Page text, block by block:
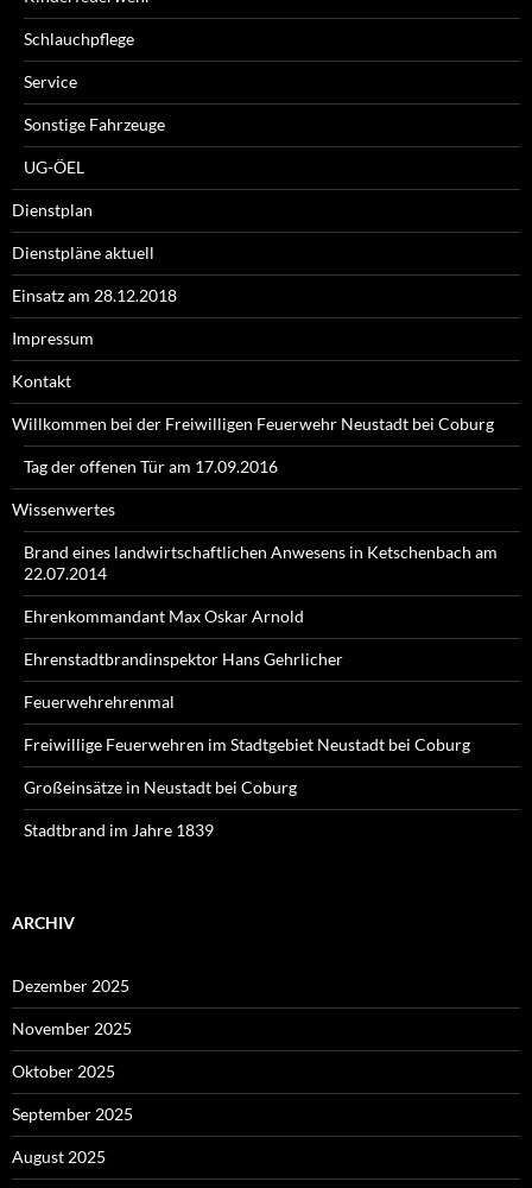
Schlauchpflege
Service
Sonstige Fahrzeuge
UG-ÖEL
Dienstplan
Dienstpläne aktuell
Einsatz am 28.12.2018
Impressum
Kontakt
Willkommen bei der Freiwilligen Feuerwehr Neustadt bei Coburg
Tag der offenen Tür am 17.09.2016
Wissenwertes
Brand eines landwirtschaftlichen Anwesens in Ketschenbach am
22.07.2014
Ehrenkommandant Max Oskar Arnold
Ehrenstadtbrandinspektor Hans Gehrlicher
Feuerwehrehrenmal
Freiwillige Feuerwehren im Stadtgebiet Neustadt bei Coburg
Großeinsätze in Neustadt bei Coburg
Stadtbrand im Jahre 1839
ARCHIV
Dezember 2025
November 2025
Oktober 2025
September 2025
August 2025